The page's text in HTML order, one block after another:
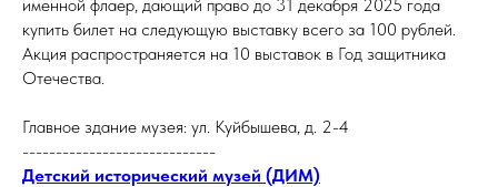
именной флаер, дающий право до 31 декабря 2025 года
купить билет на следующую выставку всего за 100 рублей.
Акция распространяется на 10 выставок в Год защитника
Отечества.
Главное здание музея: ул. Куйбышева, д. 2-4
-----------------------------
Детский исторический музей (ДИМ)